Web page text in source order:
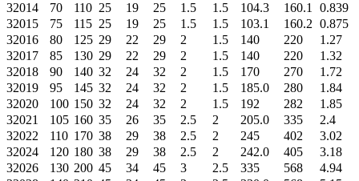
32014
70 110 25 19 25 1.5 1.5 104.3 160.1
0.839
32015
75 115 25 19 25 1.5 1.5 103.1 160.2 0.875
32016
80 125 29 22 29 2 1.5 140 220
1.27
32017
85 130 29 22 29 2 1.5 140 220
1.32
32018
90 140 32 24 32 2 1.5 170 270
1.72
32019
95 145 32 24 32 2 1.5 185.0 280
1.84
32020
100 150 32 24 32 2 1.5 192 282
1.85
32021
105 160 35 26 35 2.5 2 205.0 335
2.4
32022
110 170 38 29 38 2.5 2 245 402
3.02
32024
120 180 38 29 38 2.5 2 242.0 405
3.18
32026
130 200 45 34 45 3 2.5 335 568
4.94